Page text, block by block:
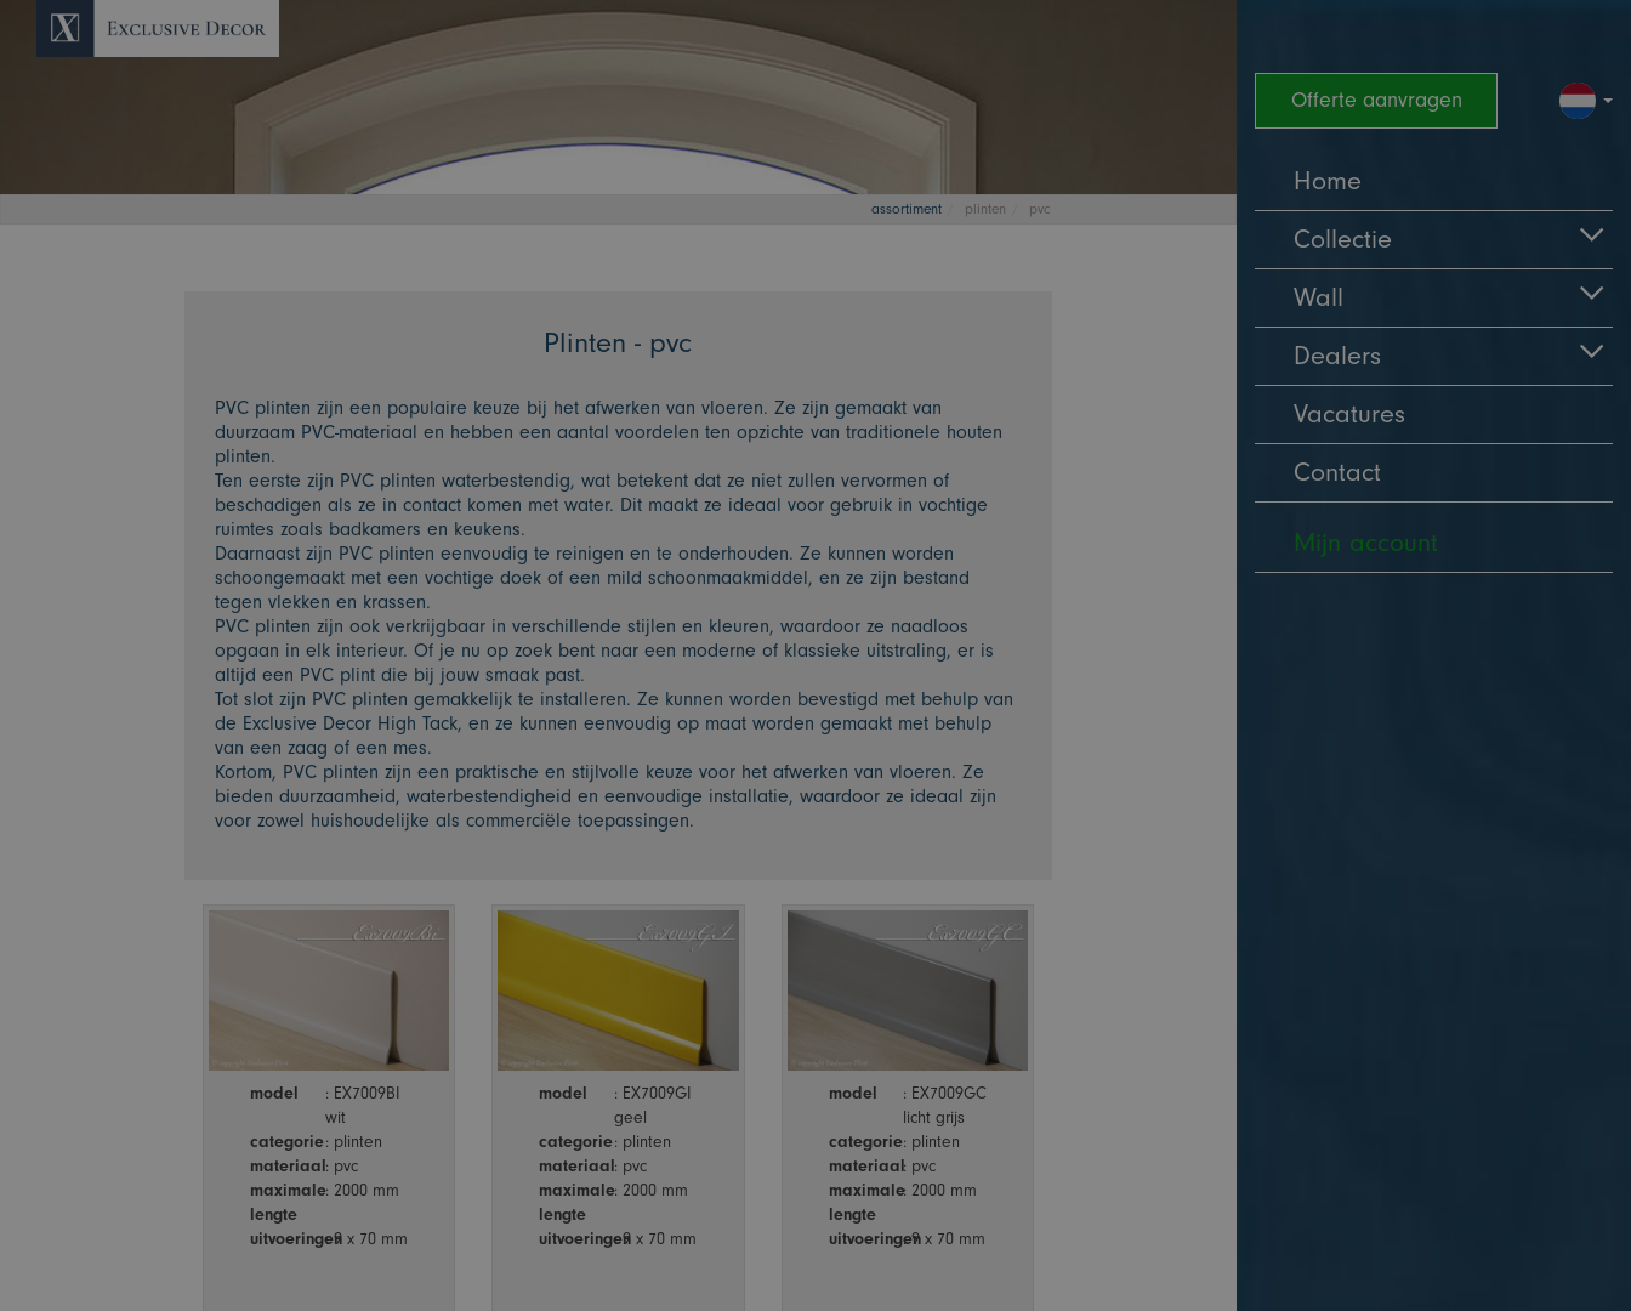
assortiment plinten pvc
Plinten - pvc
PVC plinten zijn een populaire keuze bij het afwerken van vloeren. Ze zijn gemaakt van
duurzaam PVC-materiaal en hebben een aantal voordelen ten opzichte van traditionele houten
plinten.
Ten eerste zijn PVC plinten waterbestendig, wat betekent dat ze niet zullen vervormen of
beschadigen als ze in contact komen met water. Dit maakt ze ideaal voor gebruik in vochtige
ruimtes zoals badkamers en keukens.
Daarnaast zijn PVC plinten eenvoudig te reinigen en te onderhouden. Ze kunnen worden
schoongemaakt met een vochtige doek of een mild schoonmaakmiddel, en ze zijn bestand
tegen vlekken en krassen.
PVC plinten zijn ook verkrijgbaar in verschillende stijlen en kleuren, waardoor ze naadloos
opgaan in elk interieur. Of je nu op zoek bent naar een moderne of klassieke uitstraling, er is
altijd een PVC plint die bij jouw smaak past.
Tot slot zijn PVC plinten gemakkelijk te installeren. Ze kunnen worden bevestigd met behulp van
de Exclusive Decor High Tack, en ze kunnen eenvoudig op maat worden gemaakt met behulp
van een zaag of een mes.
Kortom, PVC plinten zijn een praktische en stijlvolle keuze voor het afwerken van vloeren. Ze
bieden duurzaamheid, waterbestendigheid en eenvoudige installatie, waardoor ze ideaal zijn
voor zowel huishoudelijke als commerciële toepassingen.
model
: EX7009BI
wit
categorie: plinten
materiaal: pvc
maximale
lengte
: 2000 mm
uitvoeringen: 9 x 70 mm
model
: EX7009GI
geel
categorie: plinten
materiaal: pvc
maximale
lengte
: 2000 mm
uitvoeringen: 9 x 70 mm
model
: EX7009GC
licht grijs
categorie: plinten
materiaal: pvc
maximale
lengte
: 2000 mm
uitvoeringen: 9 x 70 mm
Offerte aanvragen
Home
Collectie
Wall
Dealers
Vacatures
Contact
Mijn account